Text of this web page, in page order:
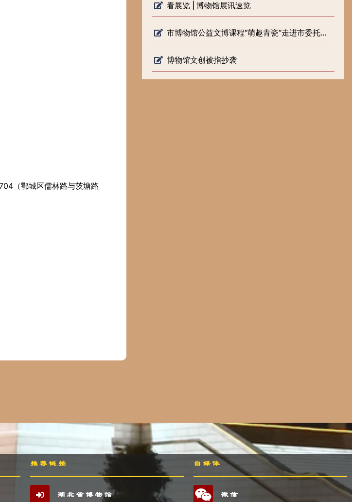
（鄂城区儒林路与茨塘路
看展览 | 博物馆展讯速览
市博物馆公益文博课程“萌趣青瓷”走进市委托管课堂
博物馆文创被指抄袭
推荐链接
湖北省博物馆
自媒体
微信